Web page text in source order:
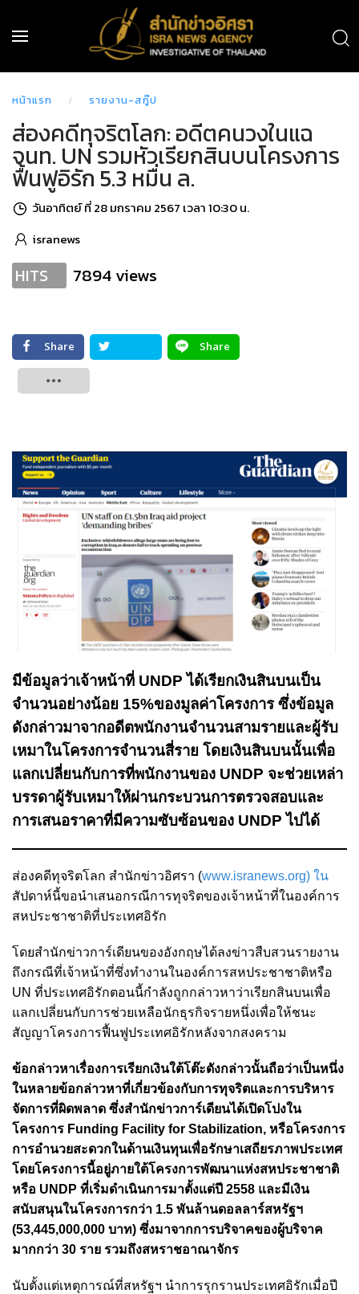
หน้าแรก รายงาน-สกู๊ป
ส่องคดีทุจริตโลก: อดีตคนวงในแฉ
จนท. UN รวมหัวเรียกสินบนโครงการ
ฟื้นฟูอิรัก 5.3 หมื่น ล.
วันอาทิตย์ ที่ 28 มกราคม 2567 เวลา 10:30 น.
isranews
HITS 7894 views
Share
Share
มีข้อมูลว่าเจ้าหน้าที่ UNDP ได้เรียกเงินสินบนเป็น
จำนวนอย่างน้อย 15%ของมูลค่าโครงการ ซึ่งข้อมูล
ดังกล่าวมาจากอดีตพนักงานจำนวนสามรายและผู้รับ
เหมาในโครงการจำนวนสี่ราย โดยเงินสินบนนั้นเพื่อ
แลกเปลี่ยนกับการที่พนักงานของ UNDP จะช่วยเหล่า
บรรดาผู้รับเหมาให้ผ่านกระบวนการตรวจสอบและ
การเสนอราคาที่มีความซับซ้อนของ UNDP ไปได้
ส่องคดีทุจริตโลก สำนักข่าวอิศรา (www.isranews.org) ใน
สัปดาห์นี้ขอนำเสนอกรณีการทุจริตของเจ้าหน้าที่ในองค์การ
สหประชาชาติที่ประเทศอิรัก
โดยสำนักข่าวการ์เดียนของอังกฤษได้ลงข่าวสืบสวนรายงาน
ถึงกรณีที่เจ้าหน้าที่ซึ่งทำงานในองค์การสหประชาชาติหรือ
UN ที่ประเทศอิรักตอนนี้กำลังถูกกล่าวหาว่าเรียกสินบนเพื่อ
แลกเปลี่ยนกับการช่วยเหลือนักธุรกิจรายหนึ่งเพื่อให้ชนะ
สัญญาโครงการฟื้นฟูประเทศอิรักหลังจากสงคราม
ข้อกล่าวหาเรื่องการเรียกเงินใต้โต๊ะดังกล่าวนั้นถือว่าเป็นหนึ่ง
ในหลายข้อกล่าวหาที่เกี่ยวข้องกับการทุจริตและการบริหาร
จัดการที่ผิดพลาด ซึ่งสำนักข่าวการ์เดียนได้เปิดโปงใน
โครงการ Funding Facility for Stabilization, หรือโครงการ
การอำนวยสะดวกในด้านเงินทุนเพื่อรักษาเสถียรภาพประเทศ
โดยโครงการนี้อยู่ภายใต้โครงการพัฒนาแห่งสหประชาชาติ
หรือ UNDP ที่เริ่มดำเนินการมาตั้งแต่ปี 2558 และมีเงิน
สนับสนุนในโครงการกว่า 1.5 พันล้านดอลลาร์สหรัฐฯ
(53,445,000,000 บาท) ซึ่งมาจากการบริจาคของผู้บริจาค
มากกว่า 30 ราย รวมถึงสหราชอาณาจักร
นับตั้งแต่เหตุการณ์ที่สหรัฐฯ นำการรุกรานประเทศอิรักเมื่อปี